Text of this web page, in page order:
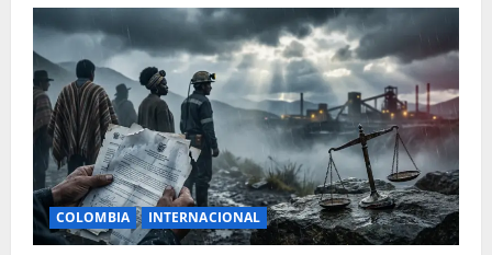
COLOMBIA INTERNACIONAL